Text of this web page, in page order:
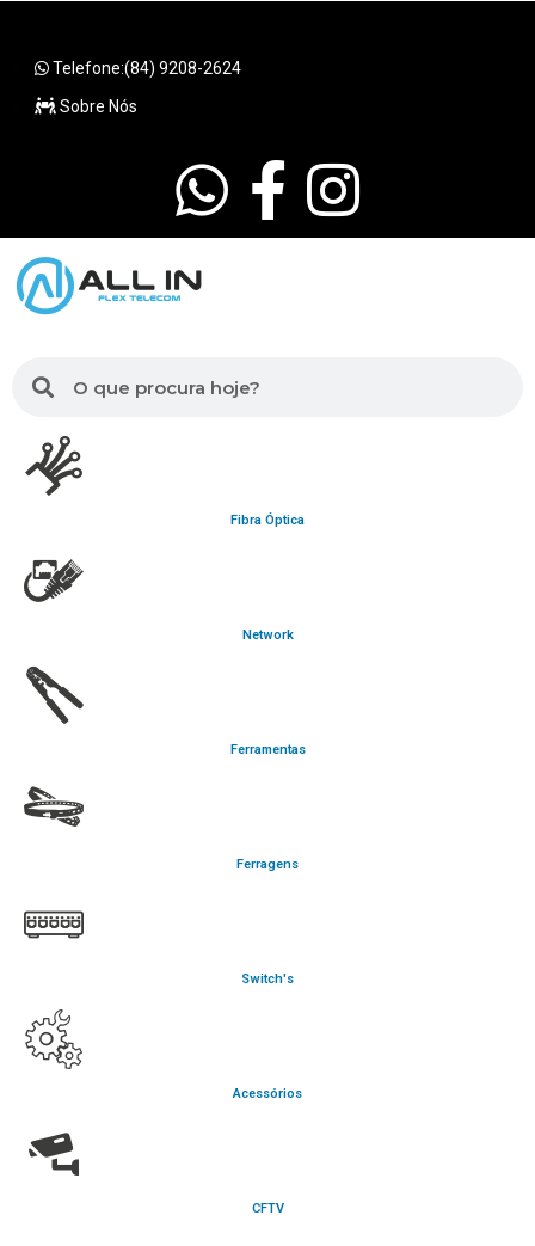
Telefone:(84) 9208-2624
Sobre Nós
Fibra Óptica
Network
Ferramentas
Ferragens
Switch's
Acessórios
CFTV